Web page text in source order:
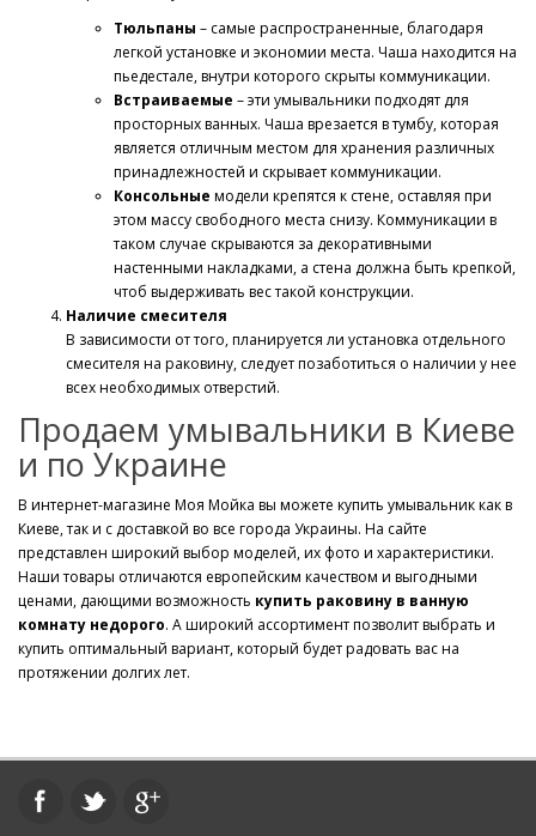
Тюльпаны – самые распространенные, благодаря
легкой установке и экономии места. Чаша находится на
пьедестале, внутри которого скрыты коммуникации.
Встраиваемые – эти умывальники подходят для
просторных ванных. Чаша врезается в тумбу, которая
является отличным местом для хранения различных
принадлежностей и скрывает коммуникации.
Консольные модели крепятся к стене, оставляя при
этом массу свободного места снизу. Коммуникации в
таком случае скрываются за декоративными
настенными накладками, а стена должна быть крепкой,
чтоб выдерживать вес такой конструкции.
Наличие смесителя
В зависимости от того, планируется ли установка отдельного
смесителя на раковину, следует позаботиться о наличии у нее
всех необходимых отверстий.
Продаем умывальники в Киеве
и по Украине
В интернет-магазине Моя Мойка вы можете купить умывальник как в
Киеве, так и с доставкой во все города Украины. На сайте
представлен широкий выбор моделей, их фото и характеристики.
Наши товары отличаются европейским качеством и выгодными
ценами, дающими возможность купить раковину в ванную
комнату недорого. А широкий ассортимент позволит выбрать и
купить оптимальный вариант, который будет радовать вас на
протяжении долгих лет.